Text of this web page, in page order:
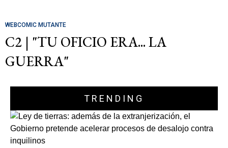
WEBCOMIC MUTANTE
C2 | "TU OFICIO ERA... LA
GUERRA"
TRENDING